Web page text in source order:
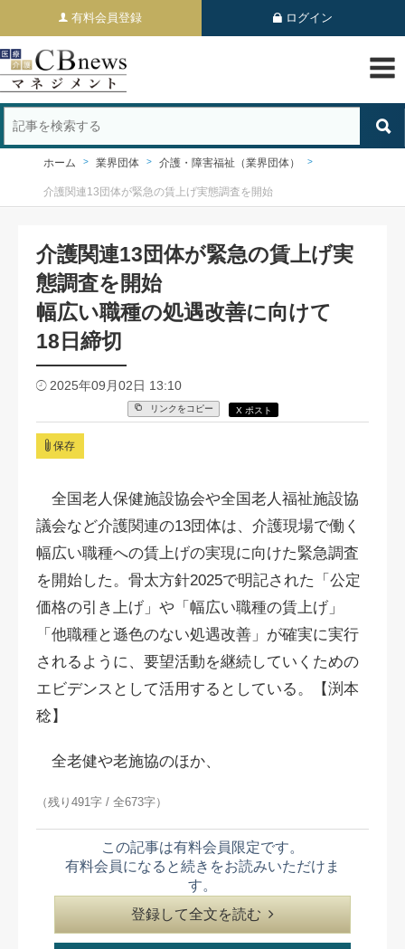
有料会員登録 ログイン
ホーム 業界団体 介護・障害福祉（業界団体）
介護関連13団体が緊急の賃上げ実態調査を開始
介護関連13団体が緊急の賃上げ実
態調査を開始
幅広い職種の処遇改善に向けて
18日締切
2025年09月02日 13:10
リンクをコピー X ポスト
保存
全国老人保健施設協会や全国老人福祉施設協
議会など介護関連の13団体は、介護現場で働く
幅広い職種への賃上げの実現に向けた緊急調査
を開始した。骨太方針2025で明記された「公定
価格の引き上げ」や「幅広い職種の賃上げ」
「他職種と遜色のない処遇改善」が確実に実行
されるように、要望活動を継続していくための
エビデンスとして活用するとしている。【渕本
稔】
全老健や老施協のほか、
（残り491字 / 全673字）
この記事は有料会員限定です。
有料会員になると続きをお読みいただけま
す。
登録して全文を読む